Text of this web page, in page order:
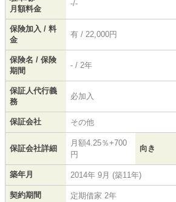
月額料金
-/-
保険加入 / 料
金
有 / 22,000円
保険名 / 保険
期間
- / 2年
保証人代行義
務
必加入
保証会社 その他
保証会社詳細
月額4.25％+700
円
向き
築年月 2014年 9月 (築11年)
契約期間 定期借家 2年